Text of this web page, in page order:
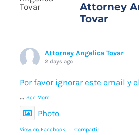
Attorney
Tovar
Attorney Angelica Tovar
2 days ago
Por favor ignorar este email y
... See More
Photo
View on Facebook · Compartir